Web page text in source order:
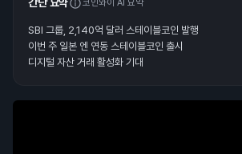
코인와이 AI 요약
SBI 그룹, 2,140억 달러 스테이블코인 발행
이번 주 일본 엔 연동 스테이블코인 출시
디지털 자산 거래 활성화 기대